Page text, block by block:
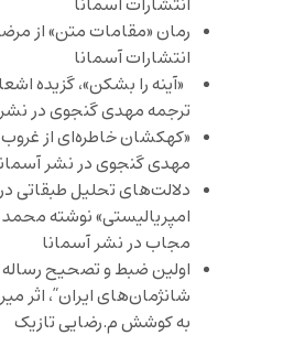
انتشارات آسمانا
رمان «مقامات متن» از
انتشارات آسمانا
«آینه را بشکن»، گزیده
ترجمه مهدی گنجوی در
«کهکشان خاطره‌ای از غروب
مهدی گنجوی در نشر
دلالت‌های تحلیل طبقاتی
امپریالیستی» نوشته
مجاب در نشر آسمانا
اولین ضبط و تصحیح رساله
شانژمان‌های ایران”، اثر
به کوشش م.رضایی تازیک